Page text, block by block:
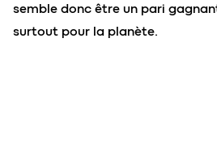
semble donc être un pari
surtout pour la planète.